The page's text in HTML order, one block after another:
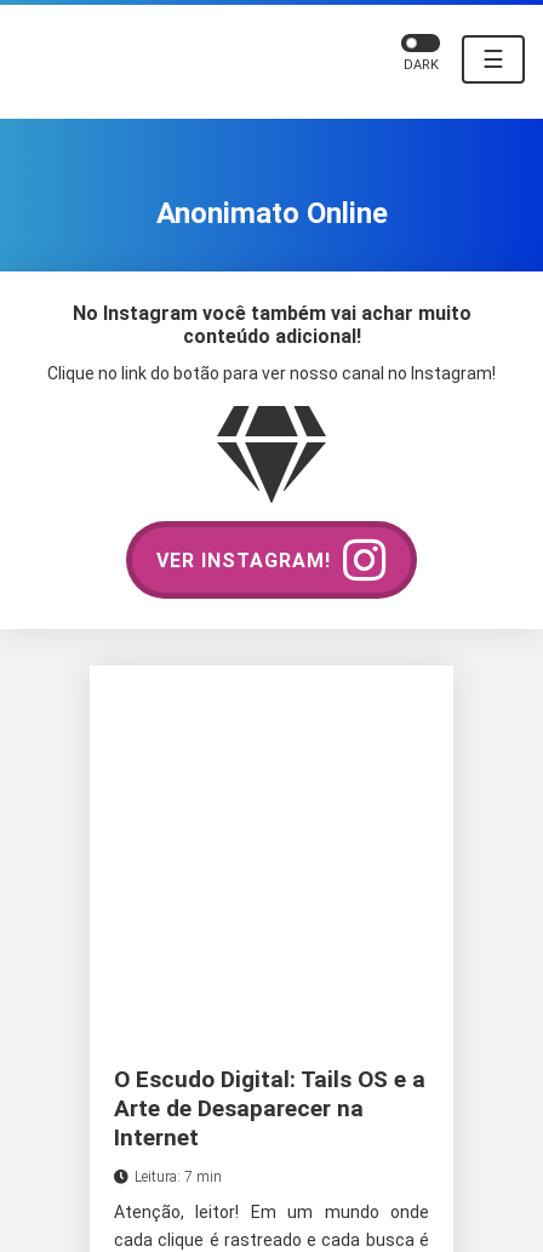
☰
DARK
Anonimato Online
No Instagram você também vai achar muito
conteúdo adicional!
Clique no link do botão para ver nosso canal no Instagram!
VER INSTAGRAM!
O Escudo Digital: Tails OS e a
Arte de Desaparecer na
Internet
Leitura: 7 min
Atenção, leitor! Em um mundo onde
cada clique é rastreado e cada busca é